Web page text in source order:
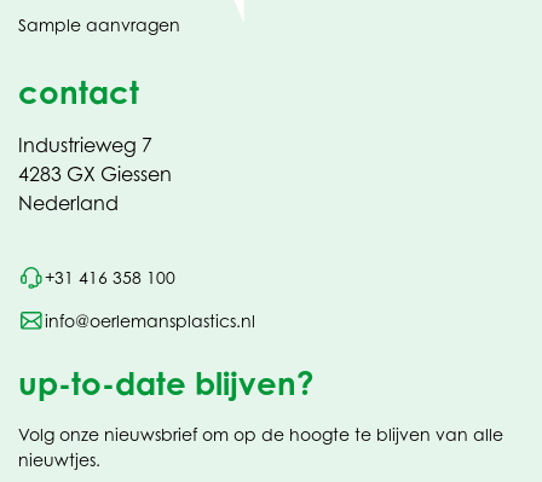
Sample aanvragen
contact
Industrieweg 7
4283 GX Giessen
Nederland
+31 416 358 100
info@oerlemansplastics.nl
up-to-date blijven?
Volg onze nieuwsbrief om op de hoogte te blijven van alle
nieuwtjes.